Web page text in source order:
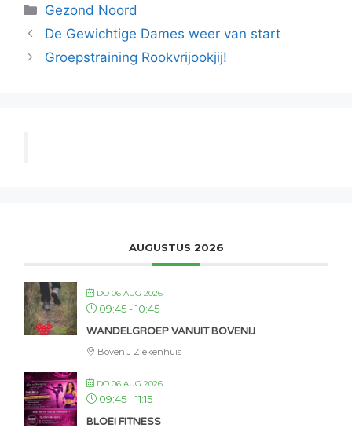
Categorieën
Gezond Noord
De Gewichtige Dames weer van start
Groepstraining Rookvrijookjij!
AUGUSTUS 2026
DO 06 AUG 2026
09:45-10:45
WANDELGROEP VANUIT BOVENIJ
BovenIJ Ziekenhuis
DO 06 AUG 2026
09:45-11:15
BLOEI FITNESS